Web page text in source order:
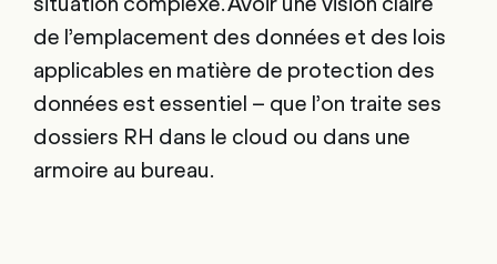
de l’emplacement des données et des lois
applicables en matière de protection des
données est essentiel – que l’on traite ses
dossiers RH dans le cloud ou dans une
armoire au bureau.